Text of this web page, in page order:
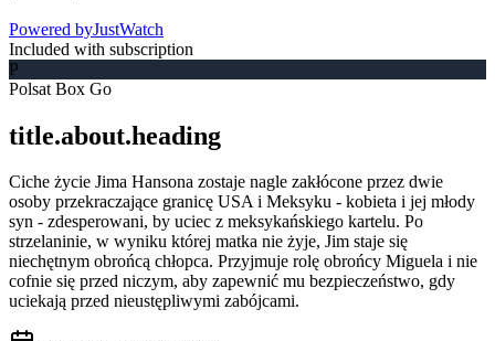
Powered byJustWatch
Included with subscription
P
Polsat Box Go
title.about.heading
Ciche życie Jima Hansona zostaje nagle zakłócone przez dwie
osoby przekraczające granicę USA i Meksyku - kobieta i jej młody
syn - zdesperowani, by uciec z meksykańskiego kartelu. Po
strzelaninie, w wyniku której matka nie żyje, Jim staje się
niechętnym obrońcą chłopca. Przyjmuje rolę obrońcy Miguela i nie
cofnie się przed niczym, aby zapewnić mu bezpieczeństwo, gdy
uciekają przed nieustępliwymi zabójcami.